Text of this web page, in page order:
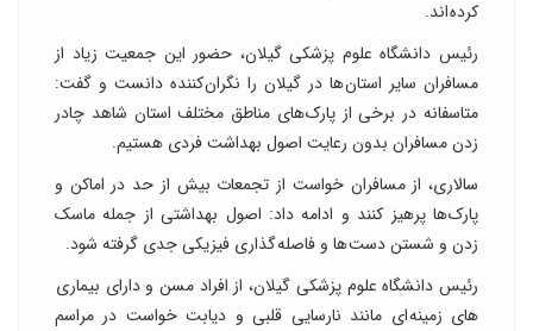
کرده اند.
رئیس دانشگاه علوم پزشکی گیلان، حضور این جمعیت زیاد از
مسافران سایر استان ها در گیلان را نگران کننده دانست و گفت:
متاسفانه در برخی از پارک های مناطق مختلف استان شاهد چادر
زدن مسافران بدون رعایت اصول بهداشت فردی هستیم.
سالاری، از مسافران خواست از تجمعات بیش از حد در اماکن و
پارک ها پرهیز کنند و ادامه داد: اصول بهداشتی از جمله ماسک
زدن و شستن دست ها و فاصله گذاری فیزیکی جدی گرفته شود.
رئیس دانشگاه علوم پزشکی گیلان، از افراد مسن و دارای بیماری
های زمینه ای مانند نارسایی قلبی و دیابت خواست در مراسم